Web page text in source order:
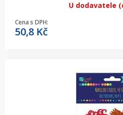
U dodavatele
Cena s DPH:
50,8 Kč